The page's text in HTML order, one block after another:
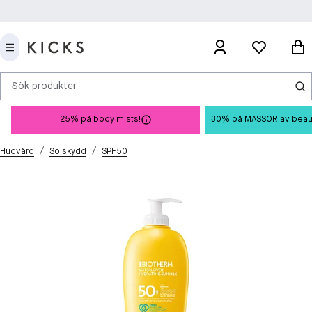
Sök produkter
25% på body mists! 30% på MASSOR av
Hudvård / Solskydd / SPF50